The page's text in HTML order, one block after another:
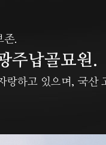
존.
주납골묘원.
랑하고 있으며, 국